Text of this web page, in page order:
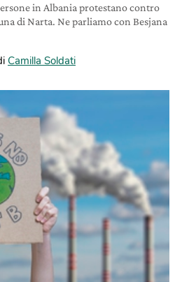
in Albania protestano contro
di Narta. Ne parliamo con Besjana
Camilla Soldati